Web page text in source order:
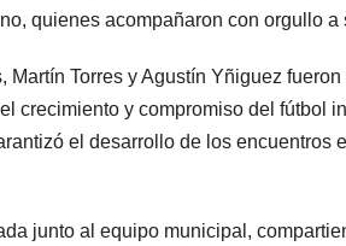
quienes acompañaron con orgullo
Torres y Agustín Yñiguez
crecimiento y compromiso del fútbol
el desarrollo de los encuentros
junto al equipo municipal,